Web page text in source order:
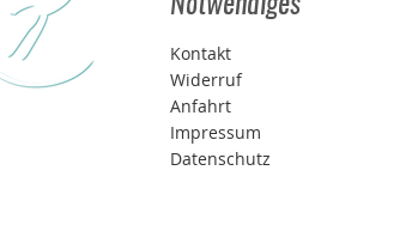
Kontakt
Widerruf
Anfahrt
Impressum
Datenschutz